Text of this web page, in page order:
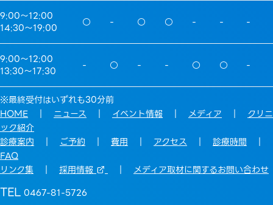
9:00〜12:00
14:30〜19:00
○ - ○ ○ - - -
9:00〜12:00
13:30〜17:30
- ○ - - ○ ○ -
※最終受付はいずれも30分前
HOME ｜ ニュース ｜ イベント情報 ｜ メディア ｜ クリニ
ック紹介
診療案内 ｜ ご予約 ｜ 費用 ｜ アクセス ｜ 診療時間 ｜
FAQ
リンク集 ｜ 採用情報 ｜ メディア取材に関するお問い合わせ
TEL 0467-81-5726